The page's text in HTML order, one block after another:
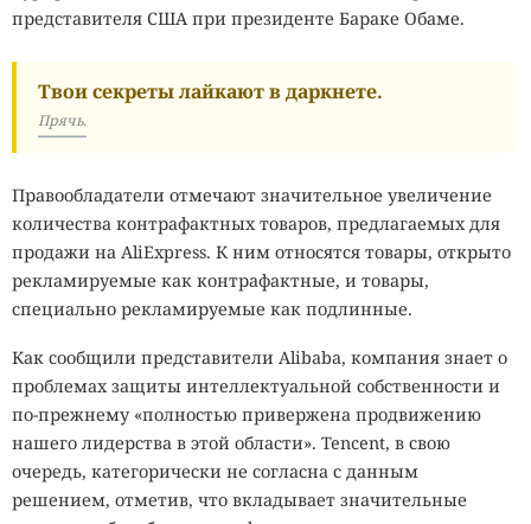
представителя США при президенте Бараке Обаме.
Твои секреты лайкают в даркнете.
Прячь.
Правообладатели отмечают значительное увеличение
количества контрафактных товаров, предлагаемых для
продажи на AliExpress. К ним относятся товары, открыто
рекламируемые как контрафактные, и товары,
специально рекламируемые как подлинные.
Как сообщили представители Alibaba, компания знает о
проблемах защиты интеллектуальной собственности и
по-прежнему «полностью привержена продвижению
нашего лидерства в этой области». Tencent, в свою
очередь, категорически не согласна с данным
решением, отметив, что вкладывает значительные